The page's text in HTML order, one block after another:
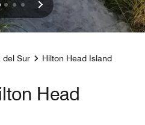
del Sur Hilton Head Island
Head